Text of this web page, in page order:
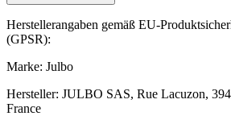
Herstellerangaben gemäß EU-
(GPSR):
Marke: Julbo
Hersteller: JULBO SAS, Rue Lacuzon,
France